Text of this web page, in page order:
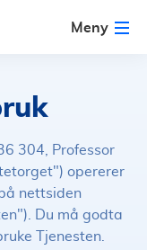
Meny
304, Professor
opererer
nettsiden
Du må godta
Tjenesten.